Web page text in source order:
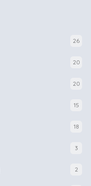
26
20
20
15
18
3
2